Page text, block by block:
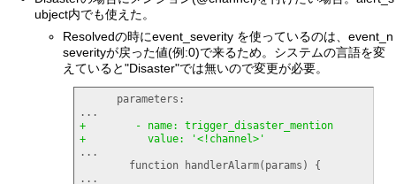
ubject内でも使えた。
Resolvedの時にevent_severity を使っているのは、event_n
severityが戻った値(例:0)で来るため。システムの言語を変
えていると"Disaster"では無いので変更が必要。
+        - name: trigger_disaster_mention
+          value: '<!channel>'
...
        function handlerAlarm
( params )
{